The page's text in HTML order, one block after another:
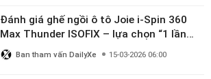
Đánh giá ghế ngồi ô tô Joie i-Spin 360
Max Thunder ISOFIX – lựa chọn “1 lần
dùng đến 12 năm” có đáng giá gần 9
triệu?
Ban tham vấn DailyXe 15-03-2026 06:00